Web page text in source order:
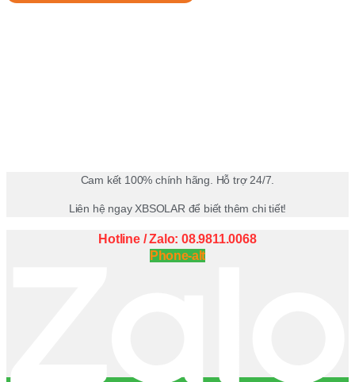
Cam kết 100% chính hãng. Hỗ trợ 24/7.
Liên hệ ngay XBSOLAR để biết thêm chi tiết!
Hotline / Zalo: 08.9811.0068
Phone-alt